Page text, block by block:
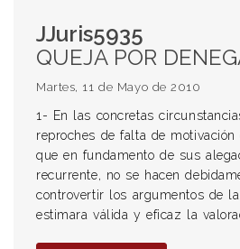
JJuris5935
QUEJA POR DENEGACIÓN DEL RECURSO DE INCONSTITUCIONALIDAD. INADMISIBILIDAD. ACCIÓN PENAL. SUSPENSIÓN DEL JUICIO A PRUEBA.
Martes, 11 de Mayo de 2010
1- En las concretas
reproches de falta de
que en fundamento de sus
recurrente, no se hacen
controvertir los argumentos de
estimara válida y eficaz la